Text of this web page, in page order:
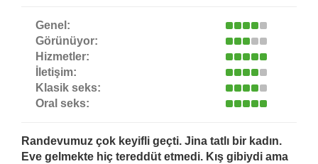
Genel:
Görünüyor:
Hizmetler:
İletişim:
Klasik seks:
Oral seks:
Randevumuz çok keyifli geçti. Jina tatlı bir kadın.
Eve gelmekte hiç tereddüt etmedi. Kış gibiydi ama